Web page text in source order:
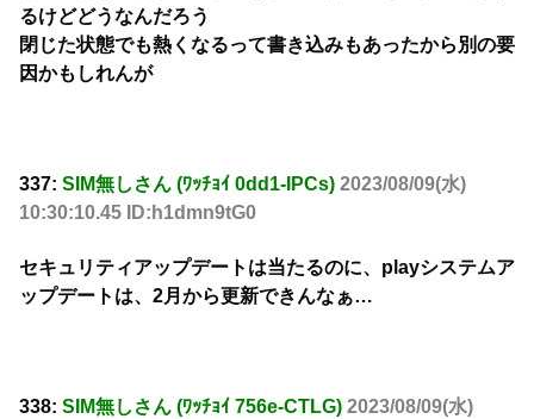
るけどどうなんだろう
閉じた状態でも熱くなるって書き込みもあったから別の要
因かもしれんが
337: SIM無しさん (ﾜｯﾁｮｲ 0dd1-IPCs) 2023/08/09(水)
10:30:10.45 ID:h1dmn9tG0
セキュリティアップデートは当たるのに、playシステムア
ップデートは、2月から更新できんなぁ…
338: SIM無しさん (ﾜｯﾁｮｲ 756e-CTLG) 2023/08/09(水)